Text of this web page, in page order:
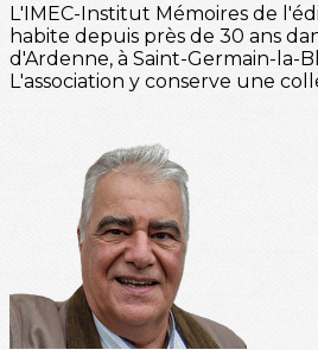
L'IMEC-Institut Mémoires de
habite depuis près de 30 ans
d'Ardenne, à Saint-Germain-la-
L'association y conserve une